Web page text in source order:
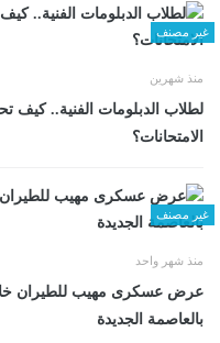
غير مصنف
منذ شهرين
لطلاب الدبلومات الفنية..
الامتحانات؟
غير مصنف
منذ شهر واحد
عرض عسكرى مهيب للطيران خلال
بالعاصمة الجديدة